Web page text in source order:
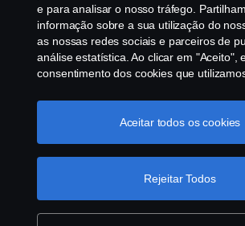
e para analisar o nosso tráfego.
informação sobre a sua utilização do
as nossas redes sociais e parceiros de
análise estatística. Ao clicar em "Aceito",
consentimento dos cookies que
utilizamos os cookies, visite a nossa
ou clique no link em rodapé, ou como
Rejeitar Todos
Aceitar todos os cookies